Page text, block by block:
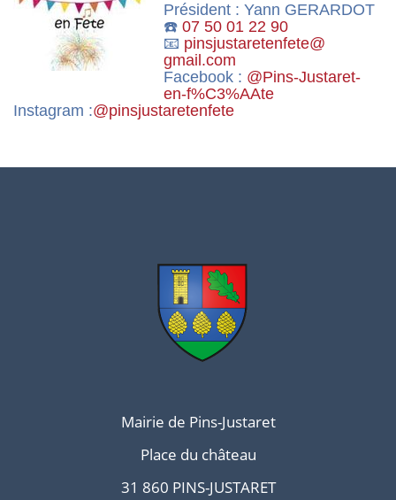
Président : Yann GERARDOT
☎️ 07 50 01 22 90
📧 pinsjustaretenfete@
gmail.com
Facebook : @Pins-Justaret-
en-f%C3%AAte
Instagram :@pinsjustaretenfete
Mairie de Pins-Justaret
Place du château
31 860 PINS-JUSTARET